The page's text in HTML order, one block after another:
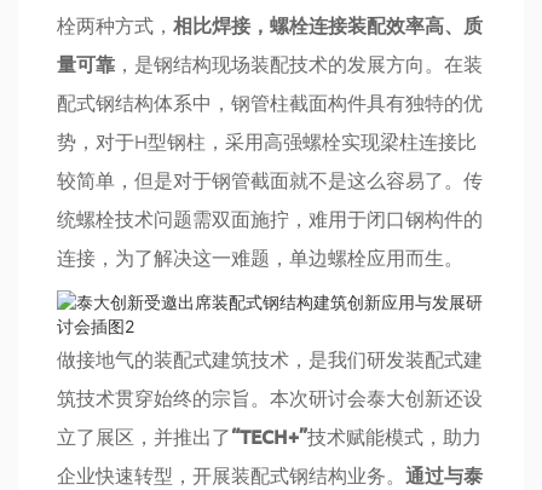
栓两种方式， 相比焊接，螺栓连接装配效率高、质
量可靠 ，是钢结构现场装配技术的发展方向。在装
配式钢结构体系中，钢管柱截面构件具有独特的优
势，对于H型钢柱，采用高强螺栓实现梁柱连接比
较简单，但是对于钢管截面就不是这么容易了。传
统螺栓技术问题需双面施拧，难用于闭口钢构件的
连接，为了解决这一难题，单边螺栓应用而生。
做接地气的装配式建筑技术，是我们研发装配式建
筑技术贯穿始终的宗旨。本次研讨会泰大创新还设
立了展区，并推出了“TECH+”技术赋能模式，助力
企业快速转型，开展装配式钢结构业务。 通过与泰